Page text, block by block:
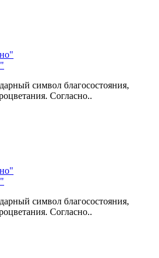
символ благосостояния,
Согласно..
символ благосостояния,
Согласно..